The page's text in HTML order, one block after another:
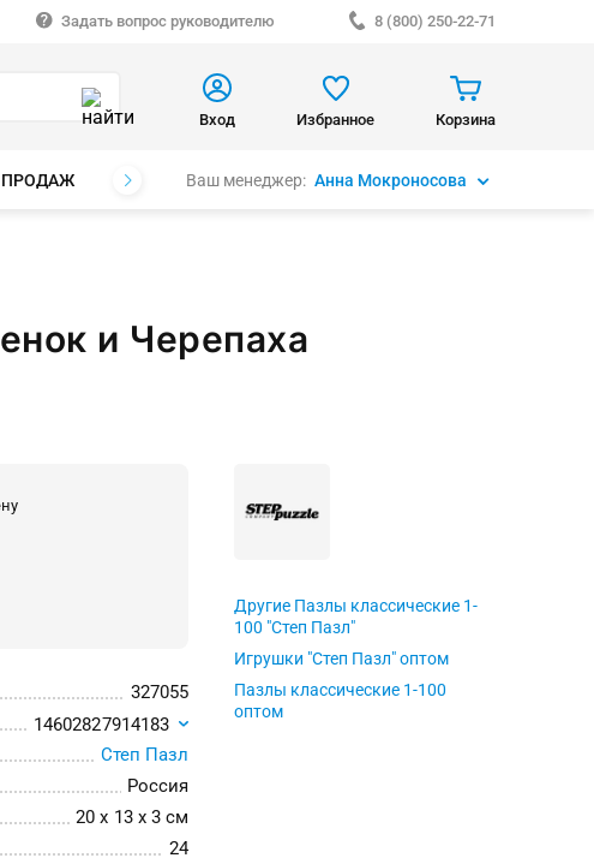
Задать вопрос руководителю 8 (800) 250-22-71
Вход Избранное Корзина
БРЕНДЫВаш менеджер: Анна Мокроносова
и Черепаха
327055
14602827914183
Степ Пазл
Россия
20 x 13 x 3 см
24
Другие Пазлы классические 1-
100 "Степ Пазл"
Игрушки "Степ Пазл" оптом
Пазлы классические 1-100
оптом